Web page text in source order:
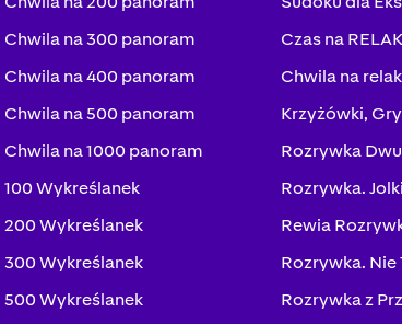
Chwila na 300 panoram
Chwila na 400 panoram
Chwila na 500 panoram
Chwila na 1000 panoram
100 Wykreślanek
200 Wykreślanek
300 Wykreślanek
500 Wykreślanek
Czas na
Chwila na
Krzyżówki,
Rozrywka
Rozrywka. Jolki
Rewia
Rozrywka. Nie
Rozrywka z